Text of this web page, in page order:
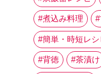
煮込み料理
簡単・時短レシ
背徳 茶漬け